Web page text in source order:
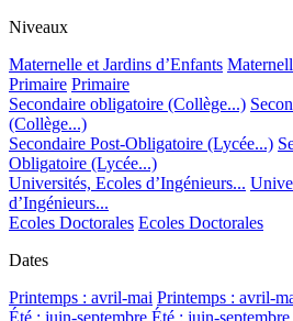
Niveaux
Maternelle et Jardins d’Enfants
Primaire Primaire
Secondaire obligatoire (Collège...)
(Collège...)
Secondaire Post-Obligatoire (Lycée...)
Obligatoire (Lycée...)
Universités, Ecoles d’Ingénieurs...
d’Ingénieurs...
Ecoles Doctorales Ecoles Doctorales
Dates
Printemps : avril-mai Printemps : avril-
Été : juin-septembre Été : juin-septembre